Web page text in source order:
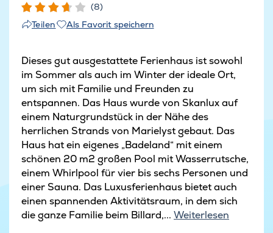
(8)
Teilen
Als Favorit speichern
Dieses gut ausgestattete Ferienhaus ist sowohl
im Sommer als auch im Winter der ideale Ort,
um sich mit Familie und Freunden zu
entspannen. Das Haus wurde von Skanlux auf
einem Naturgrundstück in der Nähe des
herrlichen Strands von Marielyst gebaut. Das
Haus hat ein eigenes „Badeland“ mit einem
schönen 20 m2 großen Pool mit Wasserrutsche,
einem Whirlpool für vier bis sechs Personen und
einer Sauna. Das Luxusferienhaus bietet auch
einen spannenden Aktivitätsraum, in dem sich
die ganze Familie beim Billard,... Weiterlesen